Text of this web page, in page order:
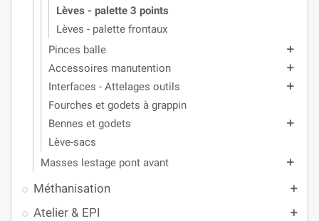
Lèves - palette 3 points
Lèves - palette frontaux
Pinces balle
add
Accessoires manutention add
Interfaces - Attelages outils add
Fourches et godets à grappin
Bennes et godets
add
Lève-sacs
Masses lestage pont avant
add
Méthanisation add
Atelier & EPI add